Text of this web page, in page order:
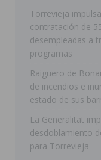
[ 07/
Golf
Torrevieja
contratación de
desempleadas a
programas
Raiguero de
de incendios e
estado de sus
La Generalitat
desdoblamiento
para Torrevieja